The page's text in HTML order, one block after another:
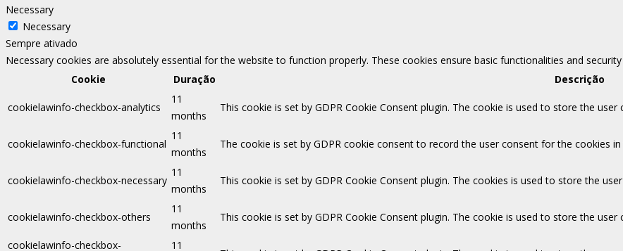
Necessary
Necessary
Sempre ativado
Necessary cookies are absolutely essential for the website to function properly. These cookies ensure basic functionalities and
Cookie
Duração Descrição
cookielawinfo-checkbox-analytics
11
months
This cookie is set by GDPR Cookie Consent plugin. The cookie is used to store the
cookielawinfo-checkbox-functional
11
months
The cookie is set by GDPR cookie consent to record the user consent for the cookies
cookielawinfo-checkbox-necessary
11
months
This cookie is set by GDPR Cookie Consent plugin. The cookies is used to store the
cookielawinfo-checkbox-others
11
months
This cookie is set by GDPR Cookie Consent plugin. The cookie is used to store the
cookielawinfo-checkbox- 11